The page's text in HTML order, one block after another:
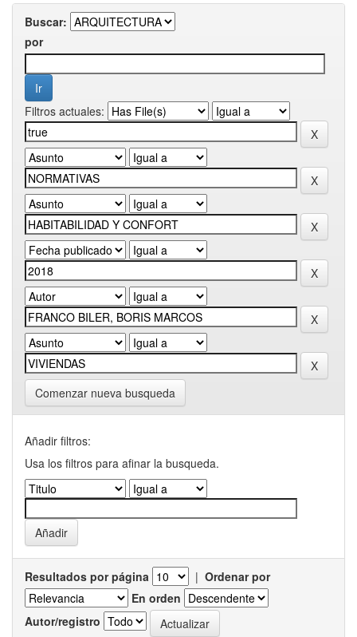
Buscar:
por
Filtros actuales:
Comenzar nueva busqueda
Añadir filtros:
Usa los filtros para afinar la busqueda.
Resultados por página | Ordenar por
En orden
Autor/registro